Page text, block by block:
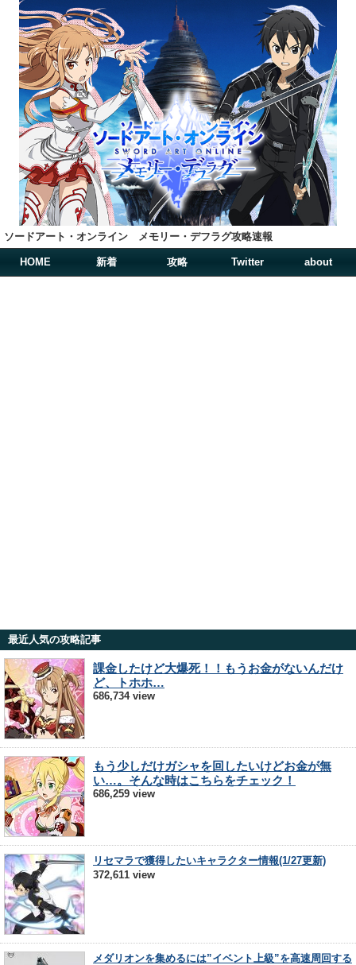
ソードアート・オンライン メモリー・デフラグ攻略速報
HOME 新着 攻略 Twitter about
最近人気の攻略記事
課金したけど大爆死！！もうお金がないんだけ
ど、トホホ…
686,734 view
もう少しだけガシャを回したいけどお金が無
い…。そんな時はこちらをチェック！
686,259 view
リセマラで獲得したいキャラクター情報(1/27更新)
372,611 view
メダリオンを集めるには”イベント上級”を高速周回する